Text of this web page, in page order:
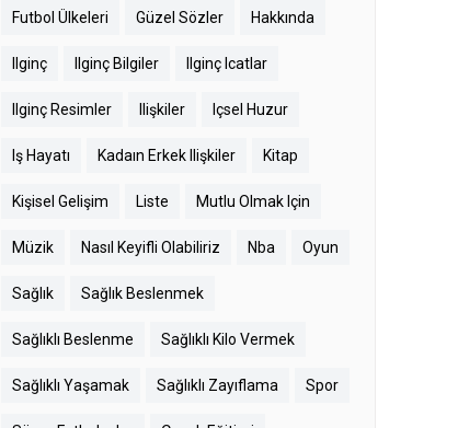
Futbol Ülkeleri Güzel Sözler Hakkında
Ilginç Ilginç Bilgiler Ilginç Icatlar
Ilginç Resimler Ilişkiler Içsel Huzur
Iş Hayatı Kadaın Erkek Ilişkiler Kitap
Kişisel Gelişim Liste Mutlu Olmak Için
Müzik Nasıl Keyifli Olabiliriz Nba Oyun
Sağlık Sağlık Beslenmek
Sağlıklı Beslenme Sağlıklı Kilo Vermek
Sağlıklı Yaşamak Sağlıklı Zayıflama Spor